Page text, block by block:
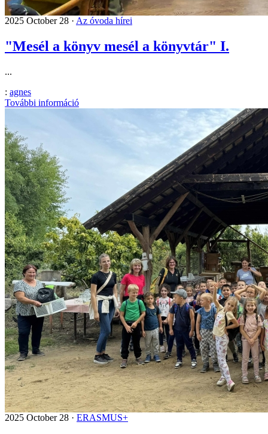
2025 October 28 · Az óvoda hírei
"Mesél a könyv mesél a könyvtár" I.
...
: agnes
További információ
2025 October 28 · ERASMUS+